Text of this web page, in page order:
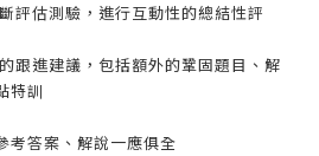
評估測驗，進行互動性的總結性評
跟進建議，包括額外的鞏固題目、解
特訓
考答案、解說一應俱全